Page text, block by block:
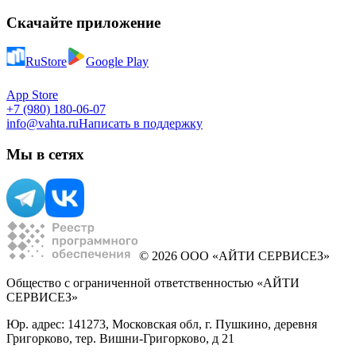
Скачайте приложение
RuStore Google Play
App Store
+7 (980) 180-06-07
info@vahta.ruНаписать в поддержку
Мы в сетях
© 2026 ООО «АЙТИ СЕРВИСЕЗ»
Общество с ограниченной ответственностью «АЙТИ
СЕРВИСЕЗ»
Юр. адрес: 141273, Московская обл, г. Пушкино, деревня
Григорково, тер. Вишни-Григорково, д 21